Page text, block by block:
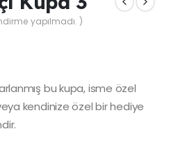
yapılmadı. )
bu kupa, isme özel
kendinize özel bir hediye